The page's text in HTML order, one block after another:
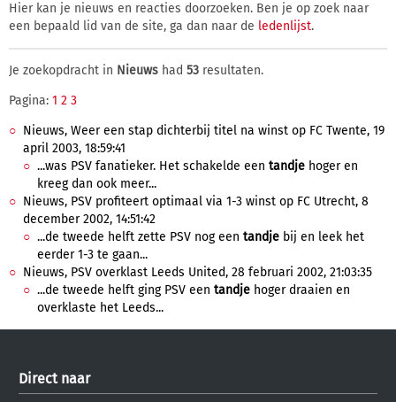
Hier kan je nieuws en reacties doorzoeken. Ben je op zoek naar
een bepaald lid van de site, ga dan naar de ledenlijst.
Je zoekopdracht in Nieuws had 53 resultaten.
Pagina: 1 2 3
Nieuws, Weer een stap dichterbij titel na winst op FC Twente, 19
april 2003, 18:59:41
...was PSV fanatieker. Het schakelde een tandje hoger en
kreeg dan ook meer...
Nieuws, PSV profiteert optimaal via 1-3 winst op FC Utrecht, 8
december 2002, 14:51:42
...de tweede helft zette PSV nog een tandje bij en leek het
eerder 1-3 te gaan...
Nieuws, PSV overklast Leeds United, 28 februari 2002, 21:03:35
...de tweede helft ging PSV een tandje hoger draaien en
overklaste het Leeds...
Direct naar